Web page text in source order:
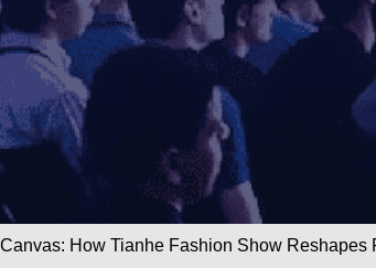
Canvas: How Tianhe Fashion Show